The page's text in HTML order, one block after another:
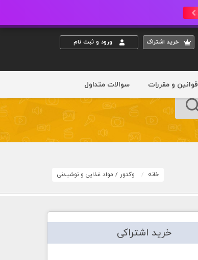
خريد اشتراک ورود و ثبت نام
قوانین و مقررات سوالات متداول
خانه وکتور / مواد غذایی و نوشیدنی
خرید اشتراکی